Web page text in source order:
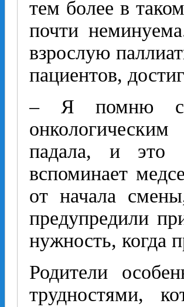
тем более в
почти
взрослую
пациентов,
– Я помню
падала, и это
вспоминает
от начала
предупредили
нужность, когда
Родители
трудностями,